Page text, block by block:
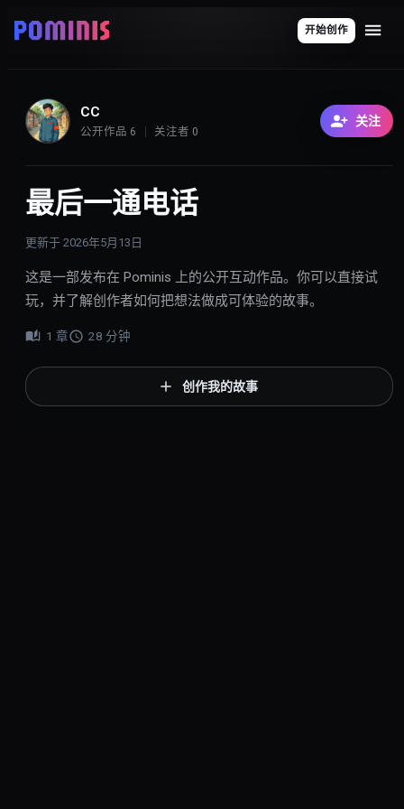
开始创作
CC
公开作品 6 关注者 0
关注
最后一通电话
更新于 2026年5月13日
这是一部发布在 Pominis 上的公开互动作品。你可以直接试
玩，并了解创作者如何把想法做成可体验的故事。
1 章 28 分钟
创作我的故事